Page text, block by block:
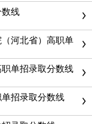
数线
河北省）高职单
单招录取分数线
招录取分数线